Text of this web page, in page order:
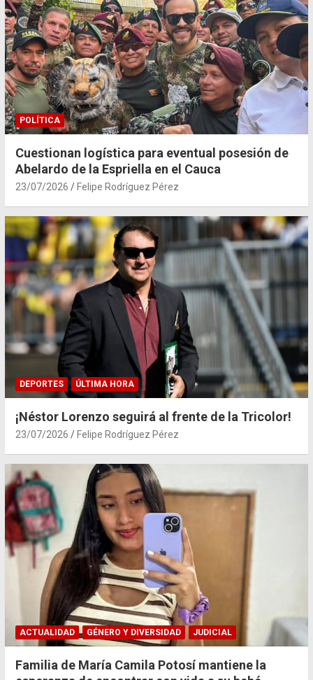
POLÍTICA
Cuestionan logística para eventual posesión de
Abelardo de la Espriella en el Cauca
23/07/2026 Felipe Rodríguez Pérez
DEPORTES ÚLTIMA HORA
¡Néstor Lorenzo seguirá al frente de la Tricolor!
23/07/2026 Felipe Rodríguez Pérez
ACTUALIDAD GÉNERO Y DIVERSIDAD JUDICIAL
Familia de María Camila Potosí mantiene la